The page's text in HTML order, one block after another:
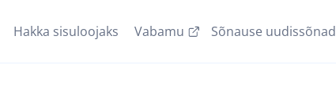
Hakka sisuloojaks Vabamu Sõnause uudissõnad